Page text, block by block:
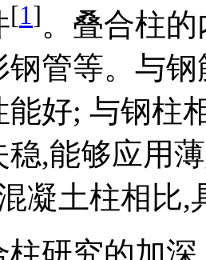
[1]。叠合柱
钢管等。与
能好; 与钢柱
稳,能够应用
凝土柱相比,